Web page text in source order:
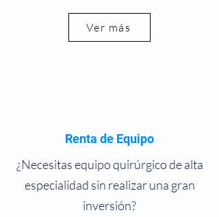
Ver más
Renta de Equipo
¿Necesitas equipo quirúrgico de alta
especialidad sin realizar una gran
inversión?